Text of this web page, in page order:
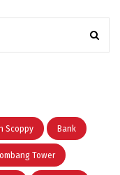
Scoppy Bank
Tower